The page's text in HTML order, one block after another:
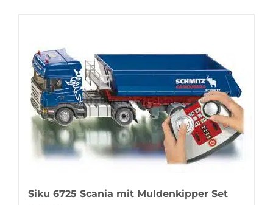
Siku 6725 Scania mit Muldenkipper Set